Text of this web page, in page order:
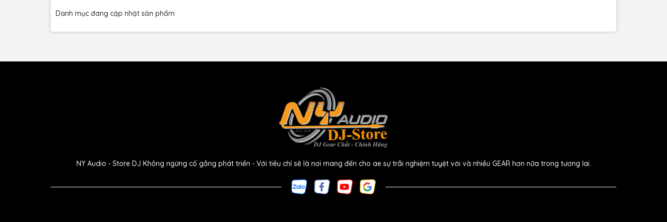
2. Chất lượng âm thanh vượt trội
là ngoại lệ. Bộ sản phẩm này mang đến âm thanh rõ ràng, chân thực và độ méo tiếng thấp, đảm bảo
được thiết kế để thu âm thanh một cách chi tiết, loại bỏ tạp âm không mong muốn từ môi trường xung
Danh mục đang cập nhật sản phẩm
NY Audio - Store DJ Không ngừng cố gắng phát triển - Với tiêu chí sẽ là nơi mang đến cho ae sự trãi nghiệm tuyệt vời và nhiều GEAR hơn nữa trong tương lai.